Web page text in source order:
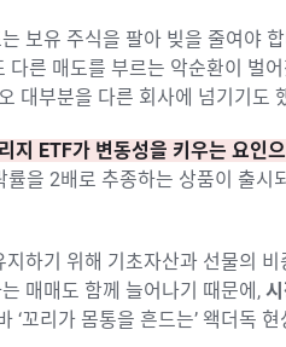
보유 주식을 팔아 빚을 줄여야
다른 매도를 부르는 악순환이 벌
대부분을 다른 회사에 넘기기도
지 ETF가 변동성을 키우는 요인
률을 2배로 추종하는 상품이 출시
하기 위해 기초자산과 선물의
매매도 함께 늘어나기 때문에,
‘꼬리가 몸통을 흔드는’ 왝더독